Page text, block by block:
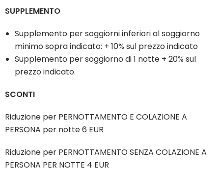
SUPPLEMENTO
Supplemento per soggiorni inferiori al soggiorno
minimo sopra indicato: + 10% sul prezzo indicato
Supplemento per soggiorno di 1 notte + 20% sul
prezzo indicato.
SCONTI
Riduzione per PERNOTTAMENTO E COLAZIONE A
PERSONA per notte 6 EUR
Riduzione per PERNOTTAMENTO SENZA COLAZIONE A
PERSONA PER NOTTE 4 EUR